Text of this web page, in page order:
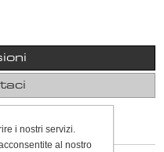
i nostri servizi.
al nostro